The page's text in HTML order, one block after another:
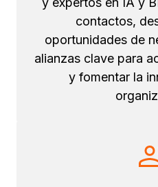
contactos,
oportunidades de
alianzas clave para
y fomentar la